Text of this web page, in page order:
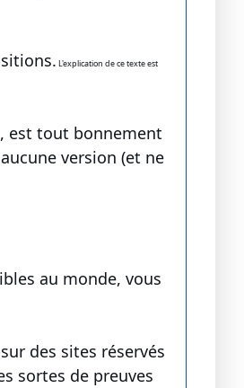
L'explication de ce texte est
est tout bonnement
version (et ne
au monde, vous
des sites réservés
sortes de preuves